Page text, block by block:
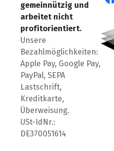
gemeinnützig und
arbeitet nicht
profitorientiert.
Unsere
Bezahlmöglichkeiten:
Apple Pay, Google Pay,
PayPal, SEPA
Lastschrift,
Kreditkarte,
Überweisung.
USt-IdNr.:
DE370051614